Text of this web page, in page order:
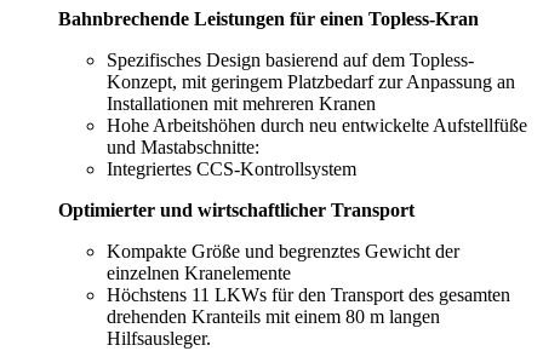
Bahnbrechende Leistungen für einen Topless-Kran
Spezifisches Design basierend auf dem Topless-
Konzept, mit geringem Platzbedarf zur Anpassung an
Installationen mit mehreren Kranen
Hohe Arbeitshöhen durch neu entwickelte Aufstellfüße
und Mastabschnitte:
Integriertes CCS-Kontrollsystem
Optimierter und wirtschaftlicher Transport
Kompakte Größe und begrenztes Gewicht der
einzelnen Kranelemente
Höchstens 11 LKWs für den Transport des gesamten
drehenden Kranteils mit einem 80 m langen
Hilfsausleger.